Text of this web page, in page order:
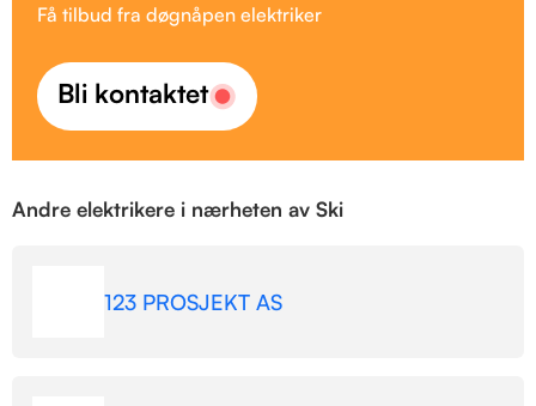
Få tilbud fra døgnåpen elektriker
Bli kontaktet
Andre elektrikere i nærheten av Ski
123 PROSJEKT AS